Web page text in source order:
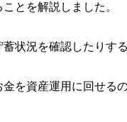
とを解説しました。
状況を確認したりす
を資産運用に回せる